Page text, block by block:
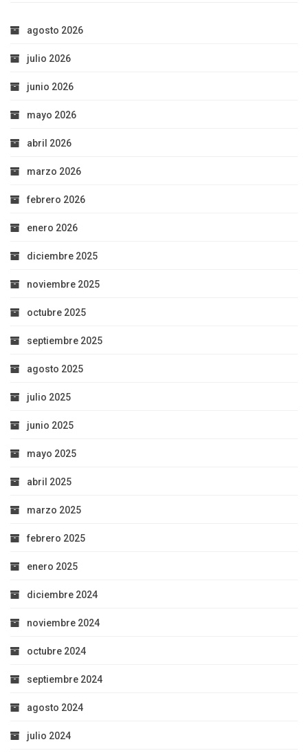
agosto 2026
julio 2026
junio 2026
mayo 2026
abril 2026
marzo 2026
febrero 2026
enero 2026
diciembre 2025
noviembre 2025
octubre 2025
septiembre 2025
agosto 2025
julio 2025
junio 2025
mayo 2025
abril 2025
marzo 2025
febrero 2025
enero 2025
diciembre 2024
noviembre 2024
octubre 2024
septiembre 2024
agosto 2024
julio 2024